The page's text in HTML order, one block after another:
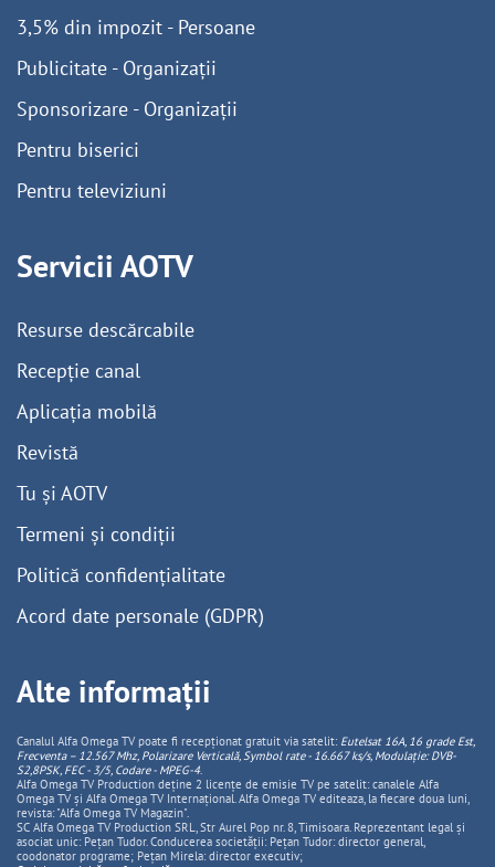
3,5% din impozit - Persoane
Publicitate - Organizații
Sponsorizare - Organizații
Pentru biserici
Pentru televiziuni
Servicii AOTV
Resurse descărcabile
Recepție canal
Aplicația mobilă
Revistă
Tu și AOTV
Termeni și condiții
Politică confidențialitate
Acord date personale (GDPR)
Alte informații
Canalul Alfa Omega TV poate fi recepționat gratuit via satelit: Eutelsat 16A, 16 grade Est,
Frecventa – 12.567 Mhz, PolarizareVerticală, Symbol rate - 16.667 ks/s, Modulație: DVB-
S2,8PSK, FEC - 3/5, Codare - MPEG-4.
Alfa Omega TV Production deține 2 licențe de emisie TV pe satelit: canalele Alfa
Omega TV și Alfa Omega TV Internațional. Alfa Omega TV editeaza, la fiecare doua luni,
revista: "Alfa Omega TV Magazin".
SC Alfa Omega TV Production SRL, Str Aurel Pop nr. 8, Timisoara. Reprezentant legal și
asociat unic: Pețan Tudor. Conducerea societății: Pețan Tudor: director general,
coodonator programe; Pețan Mirela: director executiv;